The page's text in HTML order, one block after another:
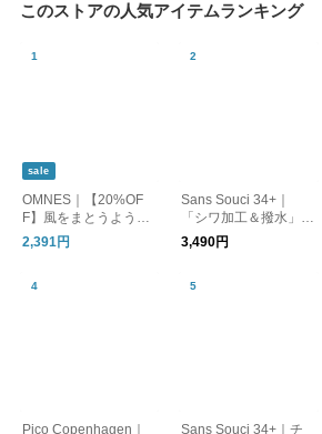
このストアの人気アイテムランキング
sale
OMNES｜【20%OF
F】風をまとうように
軽やかに。一枚で決ま
る主役ロングスカート
2,391円
Sans Souci 34+｜
「シワ加工＆撥水」ス
トレッチ きれいめパ
ンツ
3,490円
Pico Copenhagen｜
Sans Souci 34+｜チ